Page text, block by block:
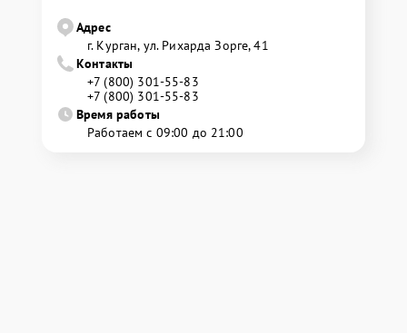
Адрес
г. Курган, ул. Рихарда Зорге, 41
Контакты
+7 (800) 301-55-83
+7 (800) 301-55-83
Время работы
Работаем с 09:00 до 21:00